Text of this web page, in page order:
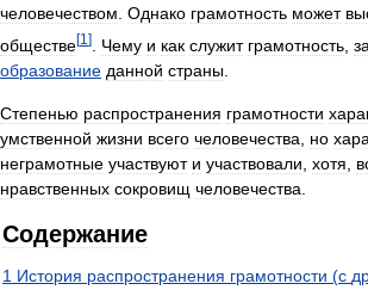
человечеством Однако грамотность может
обществе[1 ] Чему и как служит грамотность
образование данной страны
Степенью распространения грамотности
умственной жизни всего человечества но
неграмотные участвуют и участвовали хотя
нравственных сокровищ человечества
Содержание
1 История распространения грамотности (с